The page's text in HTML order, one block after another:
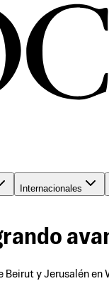
Internacionales
Beirut y Jerusalén en